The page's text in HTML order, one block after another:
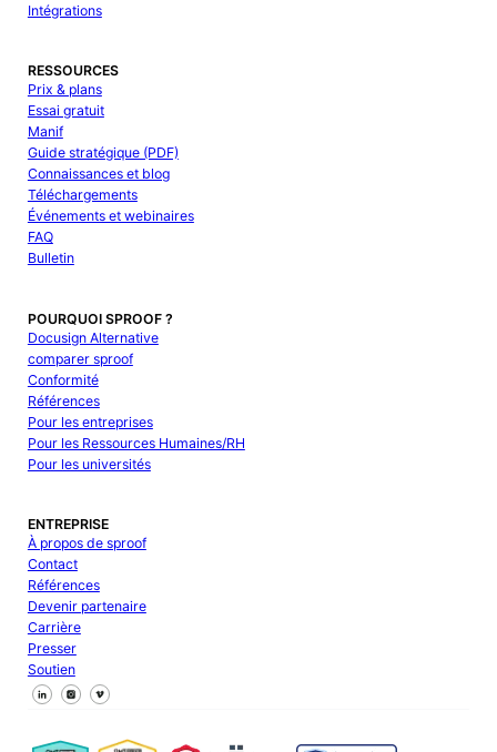
Intégrations
RESSOURCES
Prix & plans
Essai gratuit
Manif
Guide stratégique (PDF)
Connaissances et blog
Téléchargements
Événements et webinaires
FAQ
Bulletin
POURQUOI SPROOF ?
Docusign Alternative
comparer sproof
Conformité
Références
Pour les entreprises
Pour les Ressources Humaines/RH
Pour les universités
ENTREPRISE
À propos de sproof
Contact
Références
Devenir partenaire
Carrière
Presser
Soutien
Suivez-nous sur Facebook
Suivez-nous sur X
Suivez-nous sur LinkedIn